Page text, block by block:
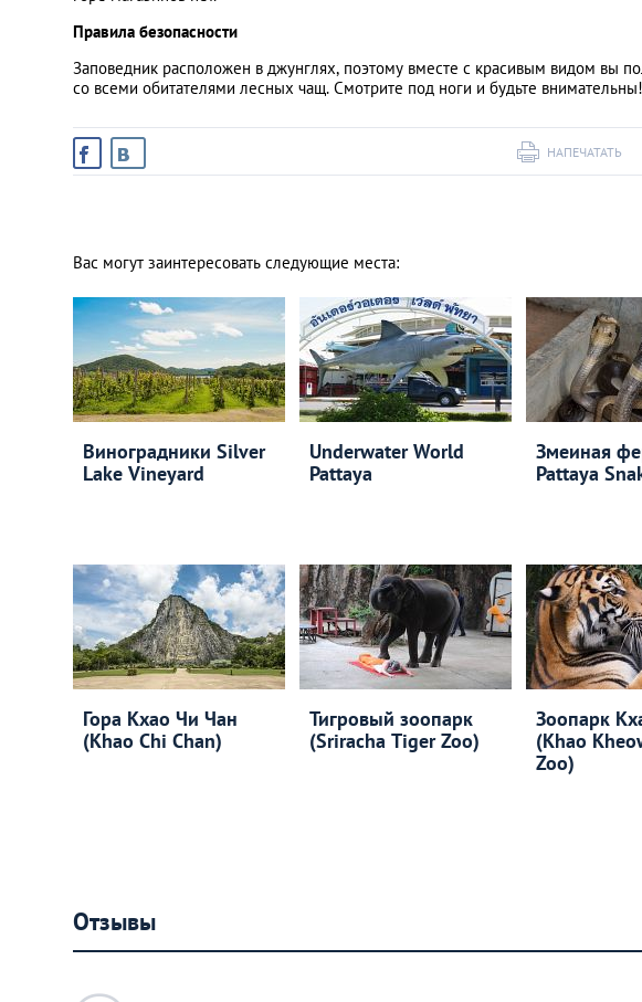
Правила безопасности
Заповедник расположен в джунглях, поэтому вместе с красивым видом вы
со всеми обитателями лесных чащ. Смотрите под ноги и будьте внимательны!
НАПЕЧАТАТЬ
Вас могут заинтересовать следующие места:
Виноградники Silver
Lake Vineyard
Underwater World
Pattaya
Змеиная
Pattaya
Гора Кхао Чи Чан
(Khao Chi Chan)
Тигровый зоопарк
(Sriracha Tiger Zoo)
Зоопарк
(Khao
Zoo)
Отзывы